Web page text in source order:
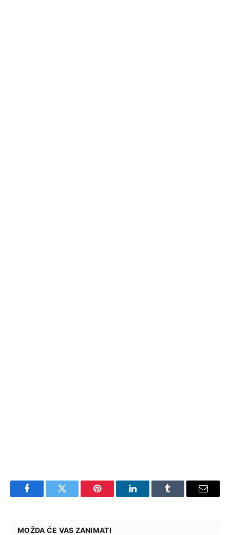
FacebookTwitter Pinterest LinkedInTumblr Email
MOŽDA ĆE VAS ZANIMATI